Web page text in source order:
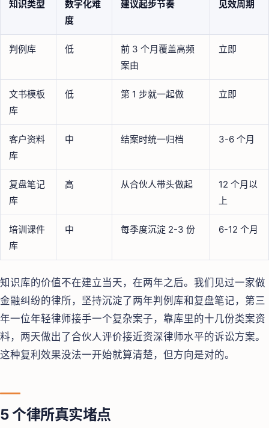
知识类型
数字化难
度
建议起步节奏 见效周期
判例库 低
前 3 个月覆盖高频
案由
立即
文书模板
库
低 第 1 步就一起做 立即
客户资料
库
中 结案时统一归档 3-6 个月
复盘笔记
库
高 从合伙人带头做起
12 个月以
上
培训课件
库
中 每季度沉淀 2-3 份 6-12 个月
知识库的价值不在建立当天，在两年之后。我们见过一家做
金融纠纷的律所，坚持沉淀了两年判例库和复盘笔记，第三
年一位年轻律师接手一个复杂案子，靠库里的十几份类案资
料，两天做出了合伙人评价接近资深律师水平的诉讼方案。
这种复利效果没法一开始就算清楚，但方向是对的。
5 个律所真实堵点